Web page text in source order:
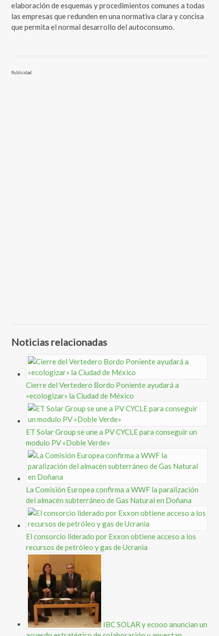
elaboración de esquemas y procedimientos comunes a todas
las empresas que redunden en una normativa clara y concisa
que permita el normal desarrollo del autoconsumo.
Publicidad
Noticias relacionadas
Cierre del Vertedero Bordo Poniente ayudará a
«ecologizar» la Ciudad de México
ET Solar Group se une a PV CYCLE para conseguir un
modulo PV «Doble Verde»
La Comisión Europea confirma a WWF la paralización
del almacén subterráneo de Gas Natural en Doñana
El consorcio liderado por Exxon obtiene acceso a los
recursos de petróleo y gas de Ucrania
IBC SOLAR y ecooo anuncian un